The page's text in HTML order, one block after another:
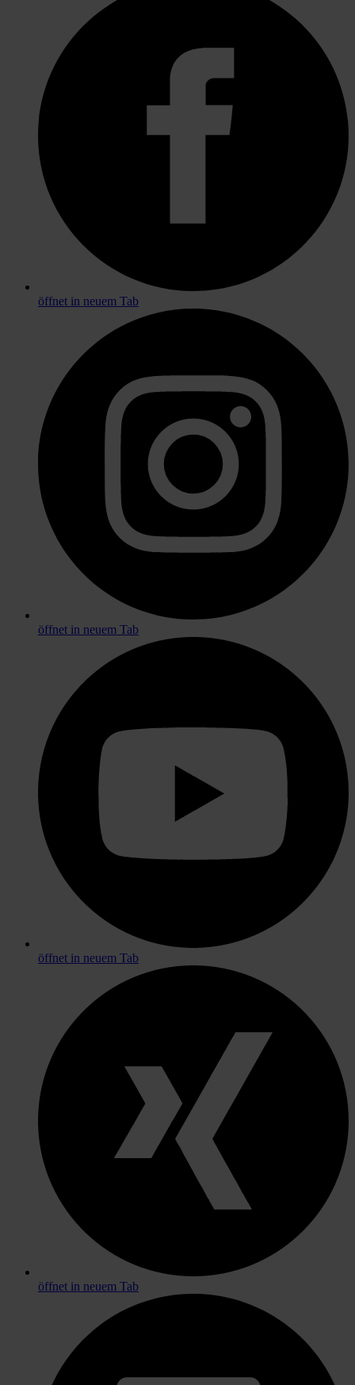
öffnet in neuem Tab
öffnet in neuem Tab
öffnet in neuem Tab
öffnet in neuem Tab